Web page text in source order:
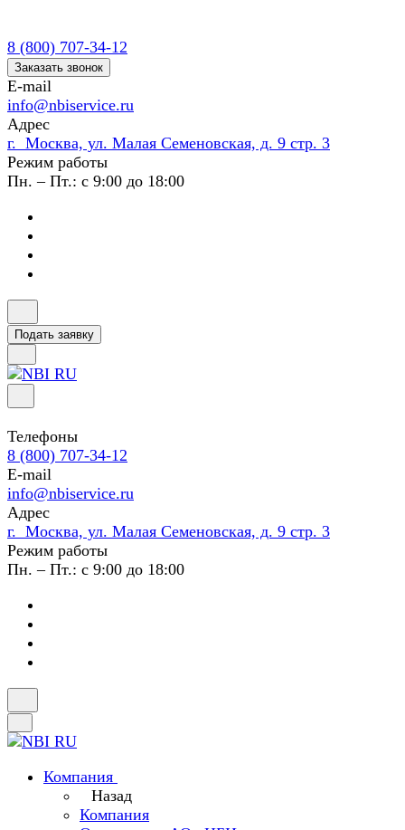
8 (800) 707-34-12
Заказать звонок
E-mail
info@nbiservice.ru
Адрес
г. Москва, ул. Малая Семеновская, д. 9 стр. 3
Режим работы
Пн. – Пт.: с 9:00 до 18:00
Подать заявку
Телефоны
8 (800) 707-34-12
E-mail
info@nbiservice.ru
Адрес
г. Москва, ул. Малая Семеновская, д. 9 стр. 3
Режим работы
Пн. – Пт.: с 9:00 до 18:00
Компания
Назад
Компания